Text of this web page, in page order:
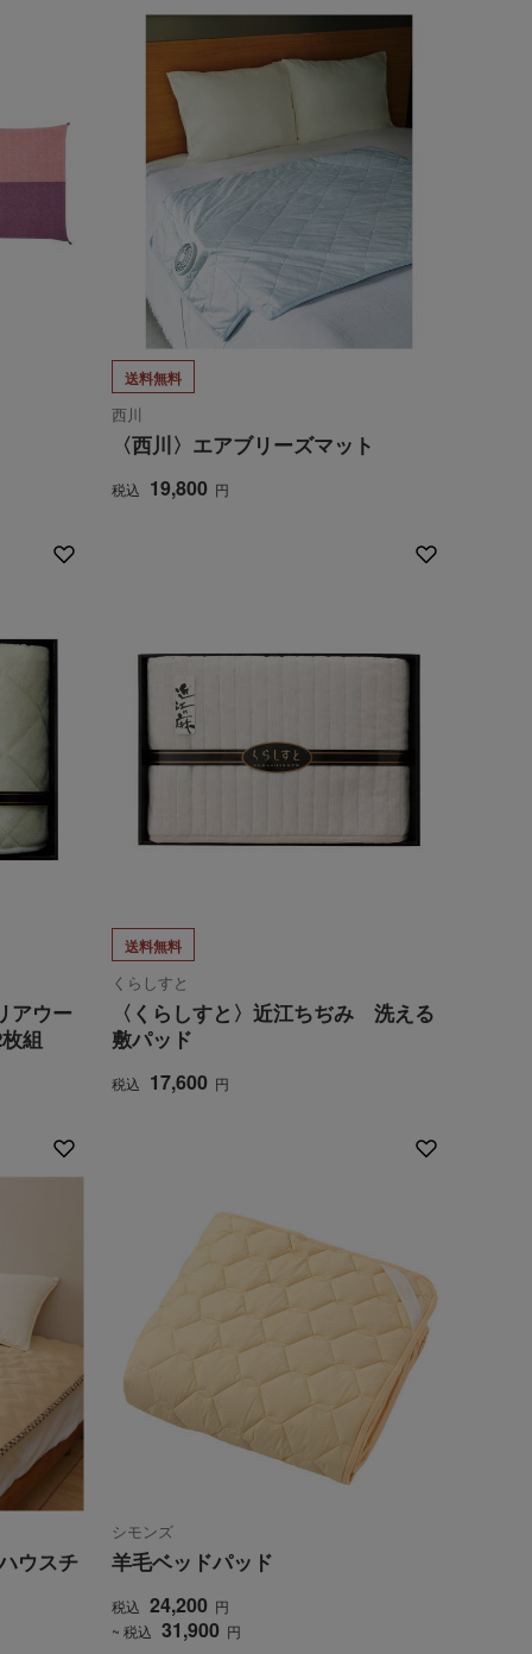
送料無料
西川
〈西川〉エアブリーズマット
税込 19,800 円
アウー
組
送料無料
くらしすと
〈くらしすと〉近江ちぢみ 洗える
敷パッド
税込 17,600 円
ウスチ
シモンズ
羊毛ベッドパッド
税込 24,200 円
~ 税込 31,900 円